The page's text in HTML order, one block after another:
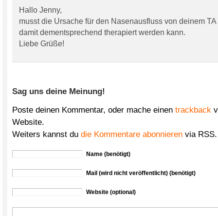
Hallo Jenny,
musst die Ursache für den Nasenausfluss von deinem
damit dementsprechend therapiert werden kann.
Liebe Grüße!
Sag uns deine Meinung!
Poste deinen Kommentar, oder mache einen trackback
Website.
Weiters kannst du die Kommentare abonnieren via RSS.
Name (benötigt)
Mail (wird nicht veröffentlicht) (benötigt)
Website (optional)